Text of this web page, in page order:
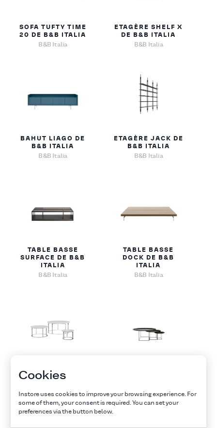
SOFA TUFTY TIME
20 DE B&B ITALIA
B&B Italia
ETAGÈRE SHELF X
DE B&B ITALIA
B&B Italia
BAHUT LIAGO DE
B&B ITALIA
B&B Italia
ETAGÈRE JACK DE
B&B ITALIA
B&B Italia
TABLE BASSE
SURFACE DE B&B
ITALIA
B&B Italia
TABLE BASSE
DOCK DE B&B
ITALIA
B&B Italia
TABLE BASSE
MERA DE B&B
B&B Italia
Cookies
Instore uses cookies to improve your browsing experience. For
some of them, your consent is required. You can set your
preferences via the button below.